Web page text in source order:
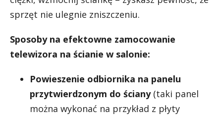
sprzęt nie ulegnie zniszczeniu.
Sposoby na efektowne zamocowanie
telewizora na ścianie w salonie:
Powieszenie odbiornika na panelu
przytwierdzonym do ściany(taki panel
można wykonać na przykład z płyty